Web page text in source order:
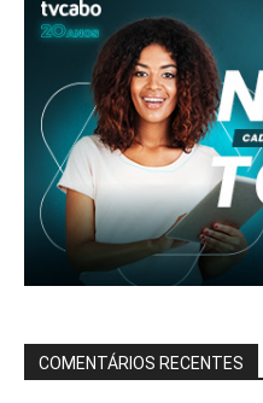
COMENTÁRIOS RECENTES